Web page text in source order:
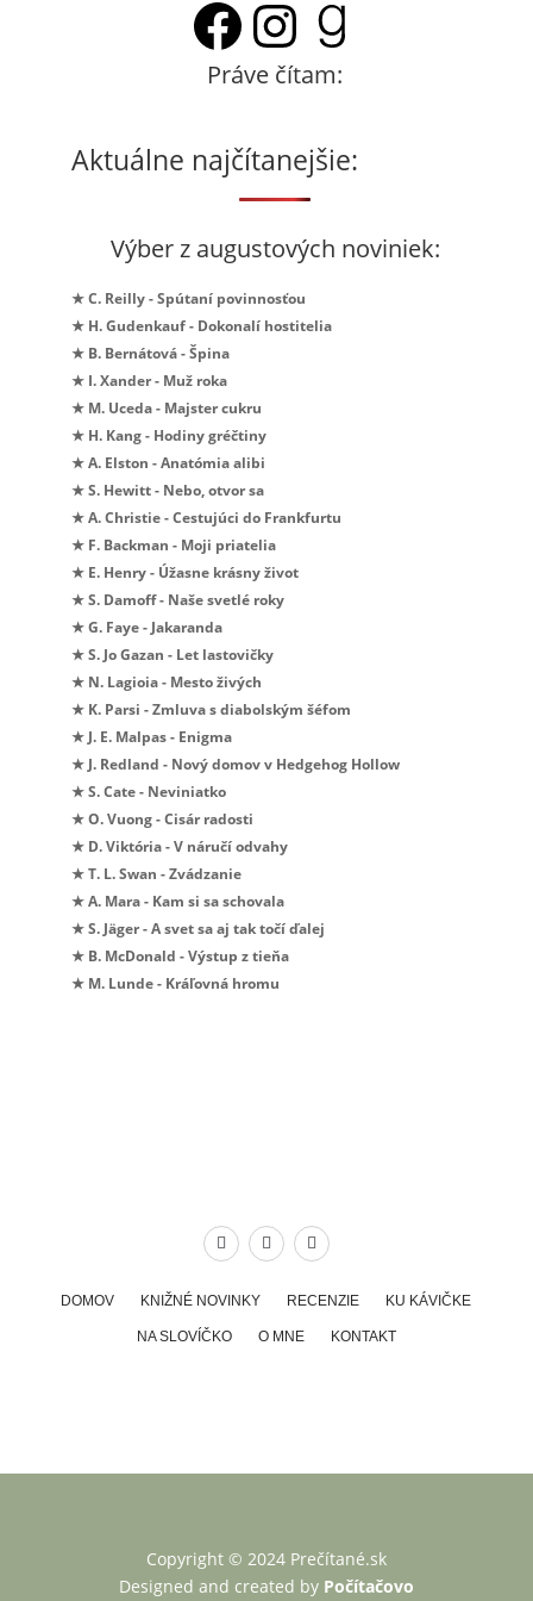
Facebook
Instagram
Práve čítam:
Aktuálne najčítanejšie:
Výber z augustových noviniek:
★ C. Reilly - Spútaní povinnosťou
★ H. Gudenkauf - Dokonalí hostitelia
★ B. Bernátová - Špina
★ I. Xander - Muž roka
★ M. Uceda - Majster cukru
★ H. Kang - Hodiny gréčtiny
★ A. Elston - Anatómia alibi
★ S. Hewitt - Nebo, otvor sa
★ A. Christie - Cestujúci do Frankfurtu
★ F. Backman - Moji priatelia
★ E. Henry - Úžasne krásny život
★ S. Damoff - Naše svetlé roky
★ G. Faye - Jakaranda
★ S. Jo Gazan - Let lastovičky
★ N. Lagioia - Mesto živých
★ K. Parsi - Zmluva s diabolským šéfom
★ J. E. Malpas - Enigma
★ J. Redland - Nový domov v Hedgehog Hollow
★ S. Cate - Neviniatko
★ O. Vuong - Cisár radosti
★ D. Viktória - V náručí odvahy
★ T. L. Swan - Zvádzanie
★ A. Mara - Kam si sa schovala
★ S. Jäger - A svet sa aj tak točí ďalej
★ B. McDonald - Výstup z tieňa
★ M. Lunde - Kráľovná hromu
DOMOV KNIŽNÉ NOVINKY RECENZIE KU KÁVIČKE
NA SLOVÍČKO O MNE KONTAKT
Copyright © 2024 Prečítané.sk
Designed and created by Počítačovo